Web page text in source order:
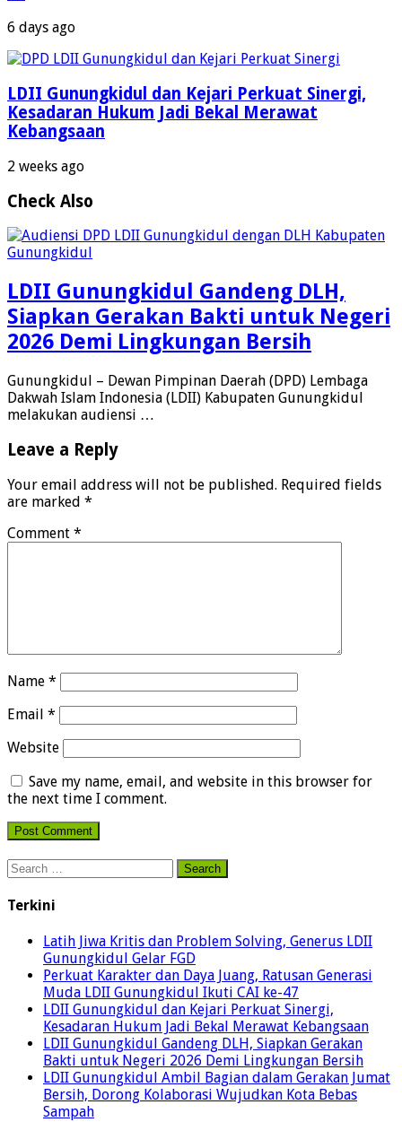
6 days ago
LDII Gunungkidul dan Kejari Perkuat Sinergi,
Kesadaran Hukum Jadi Bekal Merawat
Kebangsaan
2 weeks ago
Check Also
LDII Gunungkidul Gandeng DLH,
Siapkan Gerakan Bakti untuk Negeri
2026 Demi Lingkungan Bersih
Gunungkidul – Dewan Pimpinan Daerah (DPD) Lembaga
Dakwah Islam Indonesia (LDII) Kabupaten Gunungkidul
melakukan audiensi …
Leave a Reply
Your email address will not be published. Required fields
are marked *
Comment *
Name *
Email *
Website
Save my name, email, and website in this browser for
the next time I comment.
Search
for:
Terkini
Latih Jiwa Kritis dan Problem Solving, Generus LDII
Gunungkidul Gelar FGD
Perkuat Karakter dan Daya Juang, Ratusan Generasi
Muda LDII Gunungkidul Ikuti CAI ke-47
LDII Gunungkidul dan Kejari Perkuat Sinergi,
Kesadaran Hukum Jadi Bekal Merawat Kebangsaan
LDII Gunungkidul Gandeng DLH, Siapkan Gerakan
Bakti untuk Negeri 2026 Demi Lingkungan Bersih
LDII Gunungkidul Ambil Bagian dalam Gerakan Jumat
Bersih, Dorong Kolaborasi Wujudkan Kota Bebas
Sampah